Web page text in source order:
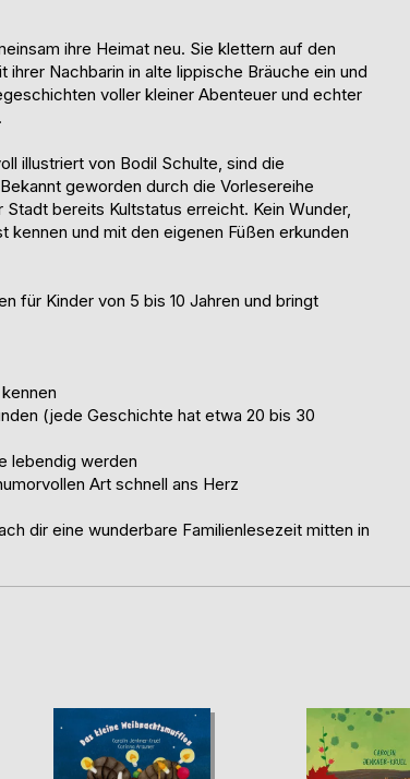
ihre Heimat neu. Sie klettern auf den
Nachbarin in alte lippische Bräuche ein und
voller kleiner Abenteuer und echter
illustriert von Bodil Schulte, sind die
geworden durch die Vorlesereihe
bereits Kultstatus erreicht. Kein Wunder,
kennen und mit den eigenen Füßen erkunden
für Kinder von 5 bis 10 Jahren und bringt
(jede Geschichte hat etwa 20 bis 30
lebendig werden
Art schnell ans Herz
dir eine wunderbare Familienlesezeit mitten in